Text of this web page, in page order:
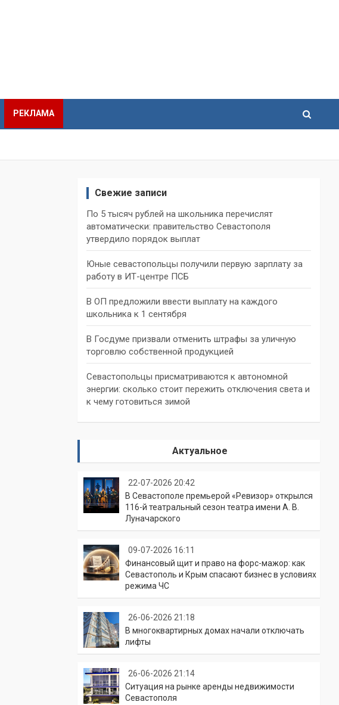
РЕКЛАМА
Свежие записи
По 5 тысяч рублей на школьника перечислят
автоматически: правительство Севастополя
утвердило порядок выплат
Юные севастопольцы получили первую зарплату за
работу в ИТ-центре ПСБ
В ОП предложили ввести выплату на каждого
школьника к 1 сентября
В Госдуме призвали отменить штрафы за уличную
торговлю собственной продукцией
Севастопольцы присматриваются к автономной
энергии: сколько стоит пережить отключения света и
к чему готовиться зимой
Актуальное
22-07-2026 20:42
В Севастополе премьерой «Ревизор» открылся
116-й театральный сезон театра имени А. В.
Луначарского
09-07-2026 16:11
Финансовый щит и право на форс-мажор: как
Севастополь и Крым спасают бизнес в условиях
режима ЧС
26-06-2026 21:18
В многоквартирных домах начали отключать
лифты
26-06-2026 21:14
Ситуация на рынке аренды недвижимости
Севастополя